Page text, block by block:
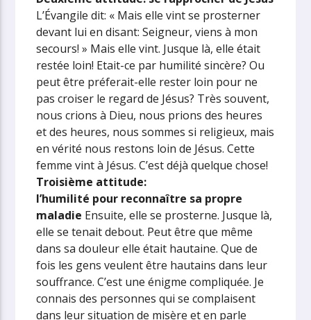
L’Évangile dit: « Mais elle vint se prosterner
devant lui en disant: Seigneur, viens à mon
secours! » Mais elle vint. Jusque là, elle était
restée loin! Etait-ce par humilité sincère? Ou
peut être préferait-elle rester loin pour ne
pas croiser le regard de Jésus? Très souvent,
nous crions à Dieu, nous prions des heures
et des heures, nous sommes si religieux, mais
en vérité nous restons loin de Jésus.Cette
femme vint à Jésus. C’est déjà quelque chose!
Troisième attitude:
l’humilité pour reconnaître sa propre
maladie Ensuite, elle se prosterne. Jusque là,
elle se tenait debout. Peut être que même
dans sa douleur elle était hautaine. Que de
fois les gens veulent être hautains dans leur
souffrance. C’est une énigme compliquée. Je
connais des personnes qui se complaisent
dans leur situation de misère et en parle